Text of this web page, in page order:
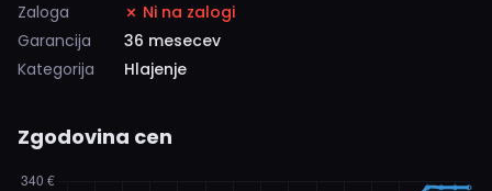
Zaloga
Ni na zalogi
Garancija
36 mesecev
Kategorija
Hlajenje
Zgodovina cen